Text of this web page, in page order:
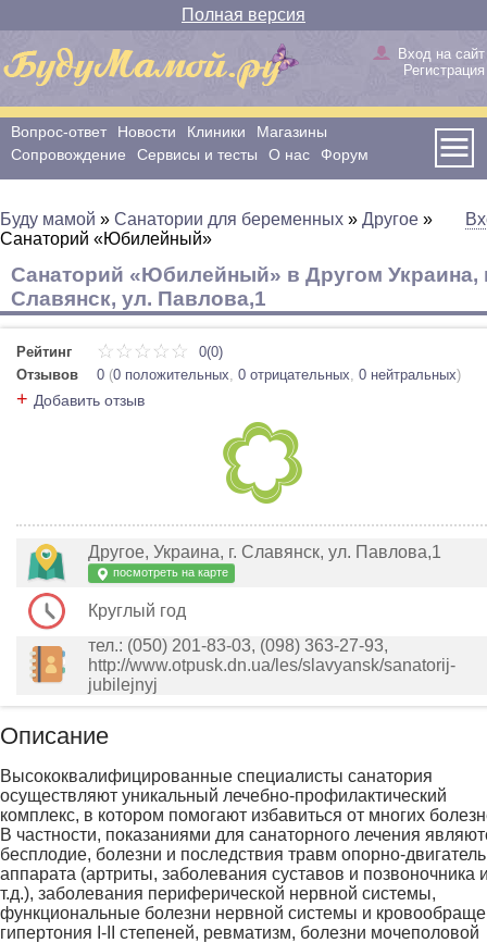
Полная версия
Вход на сайт
Регистрация
Вопрос-ответ Новости Клиники
Магазины
Сопровождение
Сервисы и тесты О нас Форум
Буду мамой » Санатории для беременных » Другое »
Санаторий «Юбилейный»
Санаторий «Юбилейный» в Другом Украина,
Славянск, ул. Павлова,1
Рейтинг
0(0)
Отзывов
0 (0 положительных, 0 отрицательных, 0 нейтральных)
+ Добавить отзыв
Другое, Украина, г. Славянск, ул. Павлова,1
посмотреть на карте
Круглый год
тел.: (050) 201-83-03, (098) 363-27-93,
http://www.otpusk.dn.ua/les/slavyansk/sanatorij-
jubilejnyj
Описание
Высококвалифицированные специалисты санатория
осуществляют уникальный лечебно-профилактический
комплекс, в котором помогают избавиться от многих
В частности, показаниями для санаторного лечения
бесплодие, болезни и последствия травм опорно-
аппарата (артриты, заболевания суставов и позвоночника
т.д.), заболевания периферической нервной системы,
функциональные болезни нервной системы и
гипертония I-II степеней, ревматизм, болезни мочеполовой